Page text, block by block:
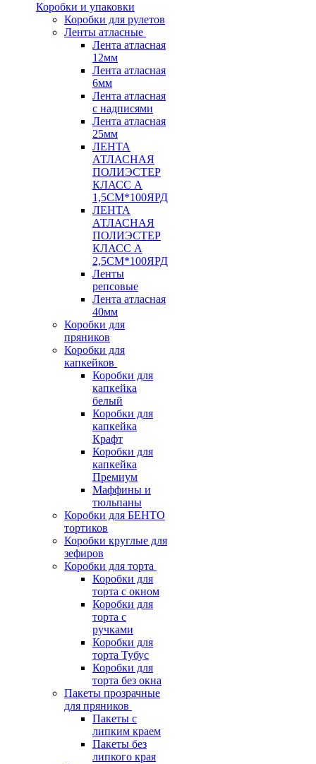
Коробки и упаковки
Коробки для рулетов
Ленты атласные
Лента атласная
12мм
Лента атласная
6мм
Лента атласная
с надписями
Лента атласная
25мм
ЛЕНТА
АТЛАСНАЯ
ПОЛИЭСТЕР
КЛАСС А
1,5СМ*100ЯРД
ЛЕНТА
АТЛАСНАЯ
ПОЛИЭСТЕР
КЛАСС А
2,5СМ*100ЯРД
Ленты
репсовые
Лента атласная
40мм
Коробки для
пряников
Коробки для
капкейков
Коробки для
капкейка
белый
Коробки для
капкейка
Крафт
Коробки для
капкейка
Премиум
Маффины и
тюльпаны
Коробки для БЕНТО
тортиков
Коробки круглые для
зефиров
Коробки для торта
Коробки для
торта с окном
Коробки для
торта с
ручками
Коробки для
торта Тубус
Коробки для
торта без окна
Пакеты прозрачные
для пряников
Пакеты с
липким краем
Пакеты без
липкого края